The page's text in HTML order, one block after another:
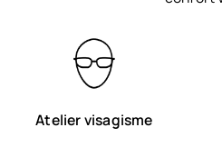
Atelier visagisme